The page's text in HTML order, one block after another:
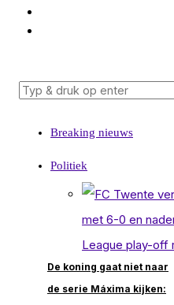
De koning gaat niet naar
de serie Máxima kijken:
Breaking nieuws
Politiek